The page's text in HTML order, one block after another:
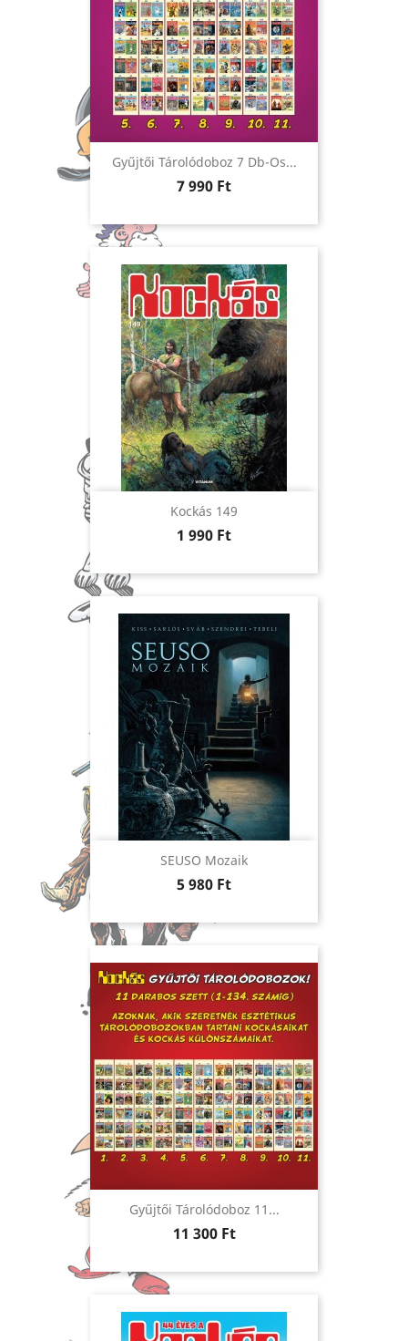
Gyűjtői Tárolódoboz 7 Db-Os...
Ár
7 990 Ft
Kockás 149
Ár
1 990 Ft
SEUSO Mozaik
Ár
5 980 Ft
Gyűjtői Tárolódoboz 11...
Ár
11 300 Ft